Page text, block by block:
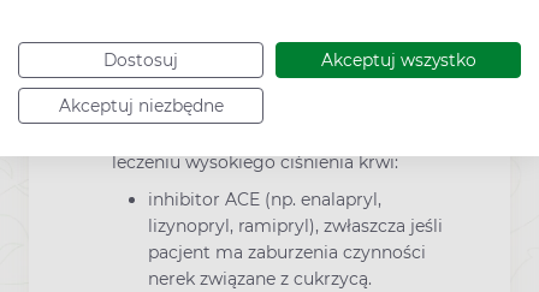
Dostosuj Akceptuj wszystko
Akceptuj niezbędne
stosowany w tym okresie może poważnie
zaszkodzić dziecku.
Jeśli pacjent przyjmuje którykolwiek z
leczeniu wysokiego ciśnienia krwi:
inhibitor ACE (np. enalapryl,
lizynopryl, ramipryl), zwłaszcza jeśli
pacjent ma zaburzenia czynności
nerek związane z cukrzycą.